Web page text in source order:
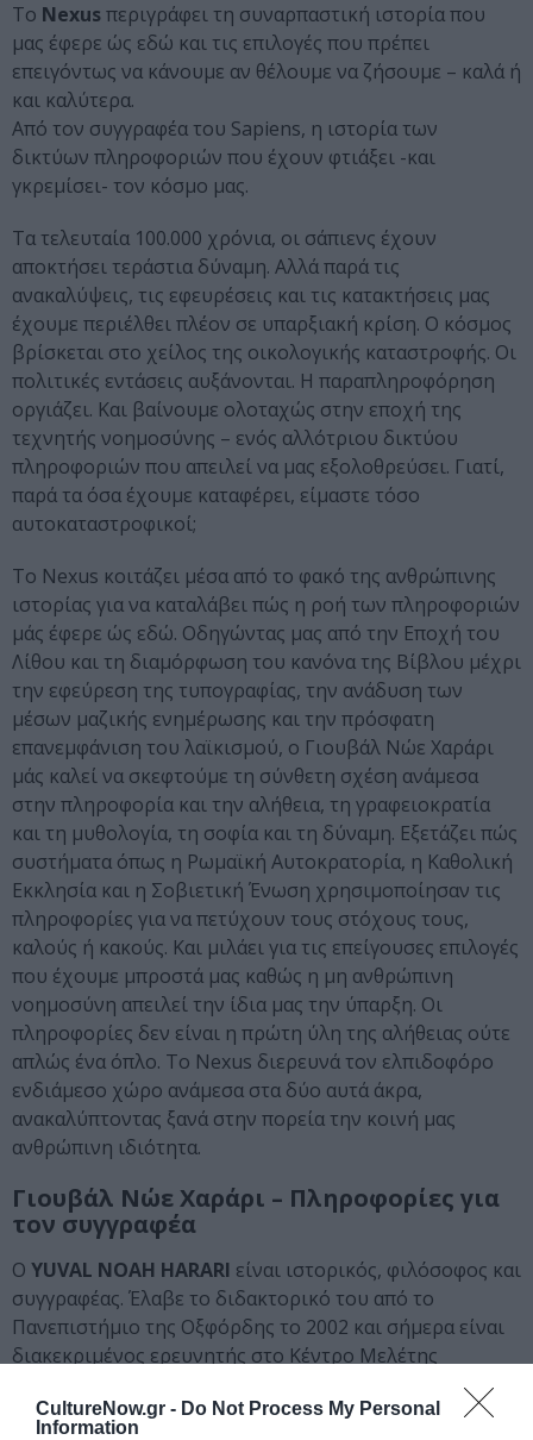
CultureNow.gr - Do Not Process My Personal
Information
Το Nexusπεριγράφει τη συναρπαστική ιστορία που
μας έφερε ώς εδώ και τις επιλογές που πρέπει
επειγόντως να κάνουμε αν θέλουμε να ζήσουμε – καλά ή
και καλύτερα.
Από τον συγγραφέα του Sapiens, η ιστορία των
δικτύων πληροφοριών που έχουν φτιάξει -και
γκρεμίσει- τον κόσμο μας.
Τα τελευταία 100.000 χρόνια, οι σάπιενς έχουν
αποκτήσει τεράστια δύναμη. Αλλά παρά τις
ανακαλύψεις, τις εφευρέσεις και τις κατακτήσεις μας
έχουμε περιέλθει πλέον σε υπαρξιακή κρίση. Ο κόσμος
βρίσκεται στο χείλος της οικολογικής καταστροφής. Οι
πολιτικές εντάσεις αυξάνονται. Η παραπληροφόρηση
οργιάζει. Και βαίνουμε ολοταχώς στην εποχή της
τεχνητής νοημοσύνης – ενός αλλότριου δικτύου
πληροφοριών που απειλεί να μας εξολοθρεύσει. Γιατί,
παρά τα όσα έχουμε καταφέρει, είμαστε τόσο
αυτοκαταστροφικοί;
Τo Nexus κοιτάζει μέσα από το φακό της ανθρώπινης
ιστορίας για να καταλάβει πώς η ροή των πληροφοριών
μάς έφερε ώς εδώ. Οδηγώντας μας από την Εποχή του
Λίθου και τη διαμόρφωση του κανόνα της Βίβλου μέχρι
την εφεύρεση της τυπογραφίας, την ανάδυση των
μέσων μαζικής ενημέρωσης και την πρόσφατη
επανεμφάνιση του λαϊκισμού, ο Γιουβάλ Νώε Χαράρι
μάς καλεί να σκεφτούμε τη σύνθετη σχέση ανάμεσα
στην πληροφορία και την αλήθεια, τη γραφειοκρατία
και τη μυθολογία, τη σοφία και τη δύναμη. Εξετάζει πώς
συστήματα όπως η Ρωμαϊκή Αυτοκρατορία, η Καθολική
Εκκλησία και η Σοβιετική Ένωση χρησιμοποίησαν τις
πληροφορίες για να πετύχουν τους στόχους τους,
καλούς ή κακούς. Και μιλάει για τις επείγουσες επιλογές
που έχουμε μπροστά μας καθώς η μη ανθρώπινη
νοημοσύνη απειλεί την ίδια μας την ύπαρξη. Οι
πληροφορίες δεν είναι η πρώτη ύλη της αλήθειας ούτε
απλώς ένα όπλο. Το Nexus διερευνά τον ελπιδοφόρο
ενδιάμεσο χώρο ανάμεσα στα δύο αυτά άκρα,
ανακαλύπτοντας ξανά στην πορεία την κοινή μας
ανθρώπινη ιδιότητα.
Γιουβάλ Νώε Χαράρι – Πληροφορίες για
τον συγγραφέα
Ο YUVAL NOAH HARARI είναι ιστορικός, φιλόσοφος και
συγγραφέας. Έλαβε το διδακτορικό του από το
Πανεπιστήμιο της Οξφόρδης το 2002 και σήμερα είναι
διακεκριμένος ερευνητής στο Κέντρο Μελέτης
καθηγητής στο Τμήμα Ιστορίας του Εβραϊκού